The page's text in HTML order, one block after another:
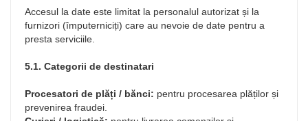
Accesul la date este limitat la personalul autorizat și la
furnizori (împuterniciți) care au nevoie de date pentru a
presta serviciile.
5.1. Categorii de destinatari
Procesatori de plăți / bănci: pentru procesarea plăților și
prevenirea fraudei.